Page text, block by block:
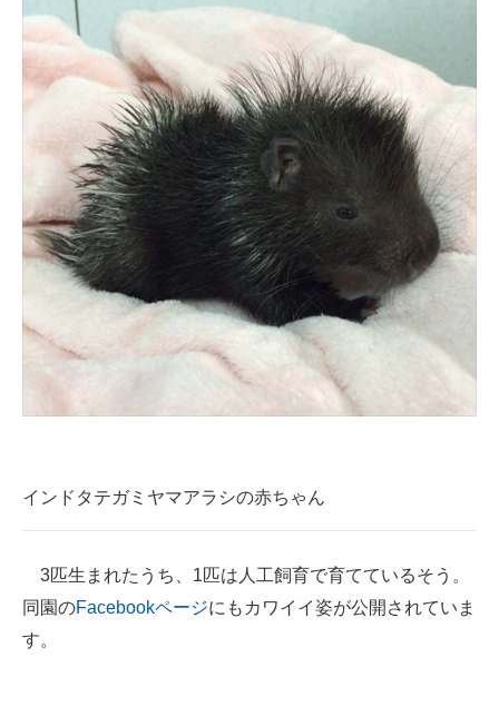
進化するPCとデバイスの未来
好きが集まる 比べて選べる
ビジネスと働き方のヒント
AI活用のいまが分かる
企業ITのトレンドを詳説
経営リーダーのコミュニティ
マーケ×ITの今がよく分かる
ITエンジニア向け専門サイト
製造業のIT導入・活用を支援
エレクトロニクス専門サイト
インドタテガミヤマアラシの赤ちゃん
3匹生まれたうち、1匹は人工飼育で育てているそう。
同園のFacebookページにもカワイイ姿が公開されていま
す。